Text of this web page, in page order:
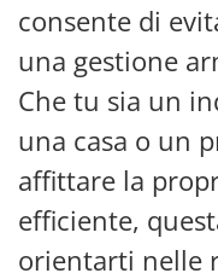
consente di
una gestione
Che tu sia un
una casa o un
affittare la
efficiente,
orientarti nelle